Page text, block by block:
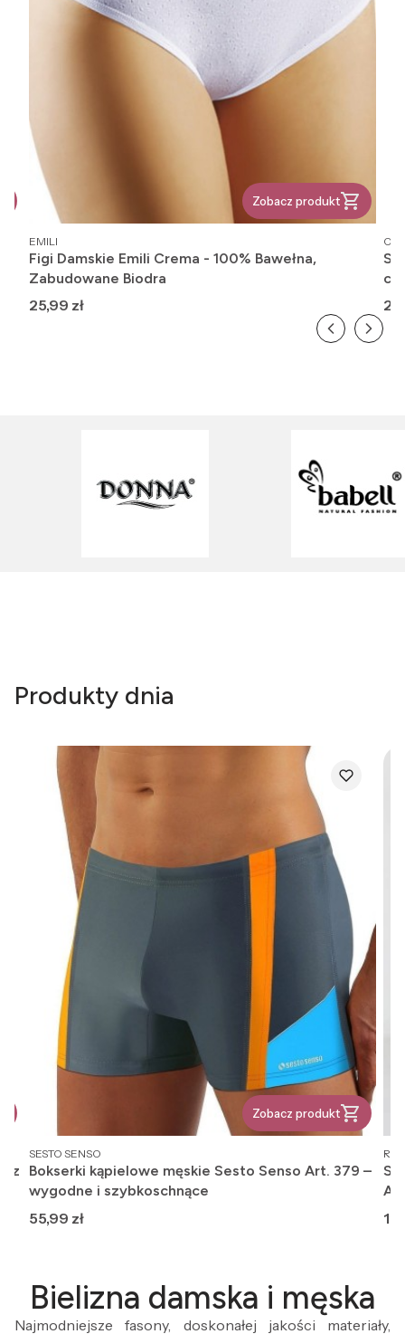
Zobacz produkt
PRODUCENT
EMILI
Figi Damskie Emili Crema - 100% Bawełna,
Zabudowane Biodra
Cena
25,99 zł
Produkty dnia
z
Zobacz produkt
PRODUCENT
SESTO SENSO
Bokserki kąpielowe męskie Sesto Senso Art. 379 –
wygodne i szybkoschnące
Cena
55,99 zł
Bielizna damska i męska
Najmodniejsze fasony, doskonałej jakości materiały,